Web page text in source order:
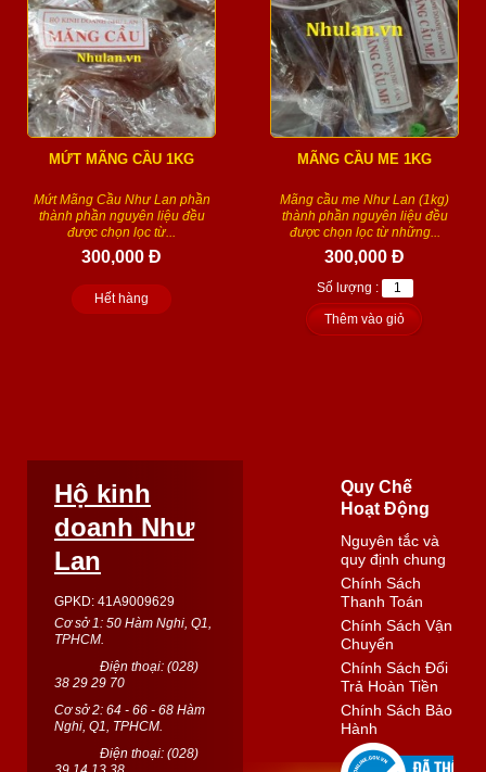
MỨT MÃNG CẦU 1KG
Mứt Mãng Cầu Như Lan phần
thành phần nguyên liệu đều
được chọn lọc từ...
300,000 Đ
Hết hàng
MÃNG CẦU ME 1KG
Mãng cầu me Như Lan (1kg)
thành phần nguyên liệu đều
được chọn lọc từ những...
300,000 Đ
Số lượng :
Thêm vào giỏ
Hộ kinh
doanh Như
Lan
GPKD: 41A9009629
Cơ sở 1: 50 Hàm Nghi, Q1,
TPHCM.
Điện thoại: (028)
38 29 29 70
Cơ sở 2: 64 - 66 - 68 Hàm
Nghi, Q1, TPHCM.
Điện thoại: (028)
Quy Chế
Hoạt Động
Nguyên tắc và
quy định chung
Chính Sách
Thanh Toán
Chính Sách Vận
Chuyển
Chính Sách Đổi
Trả Hoàn Tiền
Chính Sách Bảo
Hành